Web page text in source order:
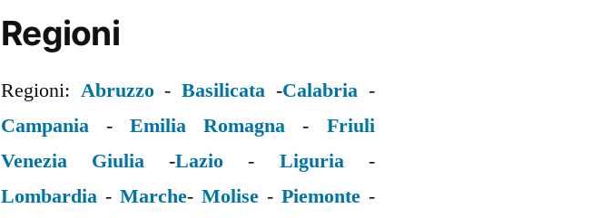
Regioni
Regioni: Abruzzo-Basilicata -Calabria-
Campania -Emilia Romagna - Friuli
Venezia Giulia -Lazio - Liguria-
Lombardia - Marche- Molise- Piemonte-